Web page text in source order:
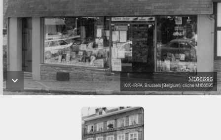
M166595
KIK-IRPA, Brussels (Belgium), cliché M166595